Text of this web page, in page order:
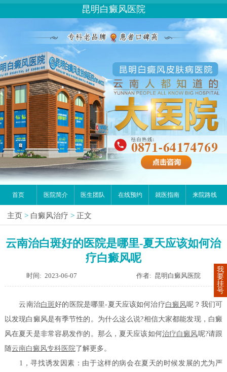
昆明白癜风医院
首页 医院简介 医生团队 在线预约 就医指南 来院路线
主页 > 白癜风治疗 > 正文
云南治白斑好的医院是哪里-夏天应该如何治
疗白癜风呢
时间: 2023-06-07 作者: 昆明白癜风医院
云南治白斑好的医院是哪里-夏天应该如何治疗白癜风呢？我们可
以发现白癜风是有季节性的。为什么这么说?相信大家都能发现，白癜
风在夏天是非常容易发作的。那么，夏天应该如何治疗白癜风呢?请跟
随云南白癜风专科医院了解更多。
1，寻找诱发因素：由于这样的病会在夏天的时候发展的尤为严
我
要
挂
号